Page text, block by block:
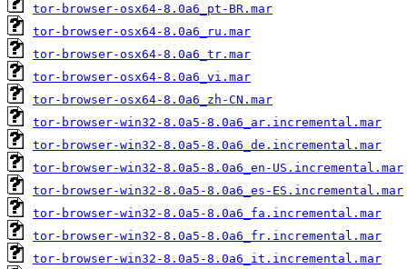
tor-browser-osx64-8.0a6_pt-BR.mar
tor-browser-osx64-8.0a6_ru.mar
tor-browser-osx64-8.0a6_tr.mar
tor-browser-osx64-8.0a6_vi.mar
tor-browser-osx64-8.0a6_zh-CN.mar
tor-browser-win32-8.0a5-8.0a6_ar.incremental.mar
tor-browser-win32-8.0a5-8.0a6_de.incremental.mar
tor-browser-win32-8.0a5-8.0a6_en-US.incremental.mar
tor-browser-win32-8.0a5-8.0a6_es-ES.incremental.mar
tor-browser-win32-8.0a5-8.0a6_fa.incremental.mar
tor-browser-win32-8.0a5-8.0a6_fr.incremental.mar
tor-browser-win32-8.0a5-8.0a6_it.incremental.mar